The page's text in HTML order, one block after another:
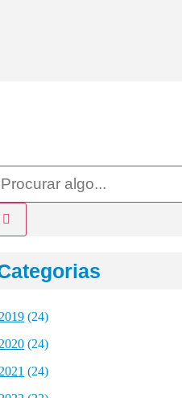
2019 (24)
2020 (24)
2021 (24)